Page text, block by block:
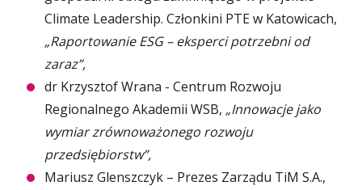
Climate Leadership. Członkini PTE w Katowicach,
„Raportowanie ESG – eksperci potrzebni od
zaraz”,
dr Krzysztof Wrana - Centrum Rozwoju
Regionalnego Akademii WSB, „Innowacje jako
wymiar zrównoważonego rozwoju
przedsiębiorstw”,
Mariusz Glenszczyk – Prezes Zarządu TiM S.A.,